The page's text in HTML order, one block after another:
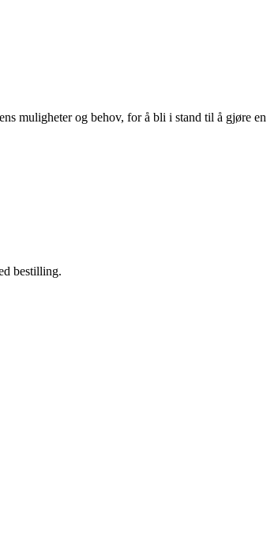
muligheter og behov, for å bli i stand til å gjøre en
bestilling.